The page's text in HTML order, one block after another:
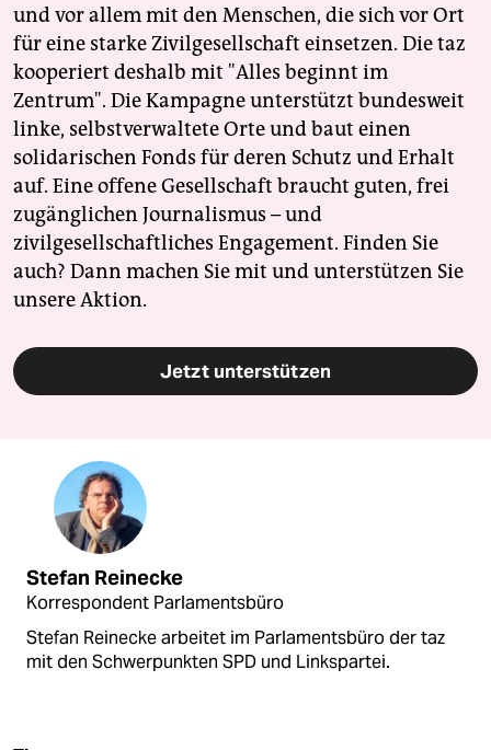
und vor allem mit den Menschen, die sich vor Ort
für eine starke Zivilgesellschaft einsetzen. Die taz
kooperiert deshalb mit "Alles beginnt im
Zentrum". Die Kampagne unterstützt bundesweit
linke, selbstverwaltete Orte und baut einen
solidarischen Fonds für deren Schutz und Erhalt
auf. Eine offene Gesellschaft braucht guten, frei
zugänglichen Journalismus – und
zivilgesellschaftliches Engagement. Finden Sie
auch? Dann machen Sie mit und unterstützen Sie
unsere Aktion.
Jetzt unterstützen
Stefan Reinecke
Korrespondent Parlamentsbüro
Stefan Reinecke arbeitet im Parlamentsbüro der taz
mit den Schwerpunkten SPD und Linkspartei.